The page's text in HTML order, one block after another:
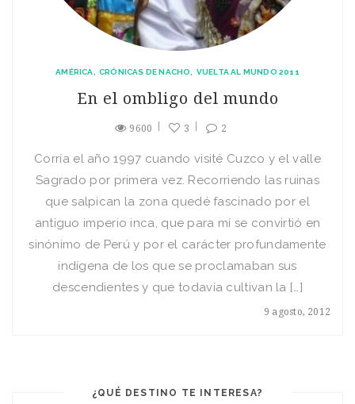
AMÉRICA CRÓNICAS DE NACHO VUELTA AL MUNDO 2011
En el ombligo del mundo
9600 3 2
9 agosto, 2012
Corría el año 1997 cuando visité Cuzco y el valle
Sagrado por primera vez. Recorriendo las ruinas
que salpican la zona quedé fascinado por el
antiguo imperio inca, que para mí se convirtió en
sinónimo de Perú y por el carácter profundamente
indígena de los que se proclamaban sus
descendientes y que todavía cultivan la […]
¿QUÉ DESTINO TE INTERESA?